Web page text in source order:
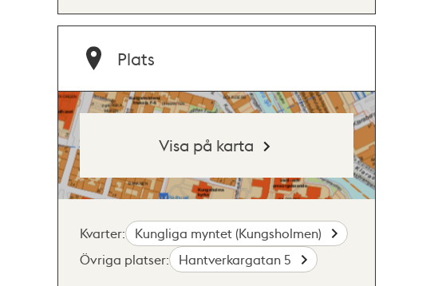
Plats
Visa på karta
Kvarter:
Kungliga myntet (Kungsholmen)
Övriga platser:
Hantverkargatan 5